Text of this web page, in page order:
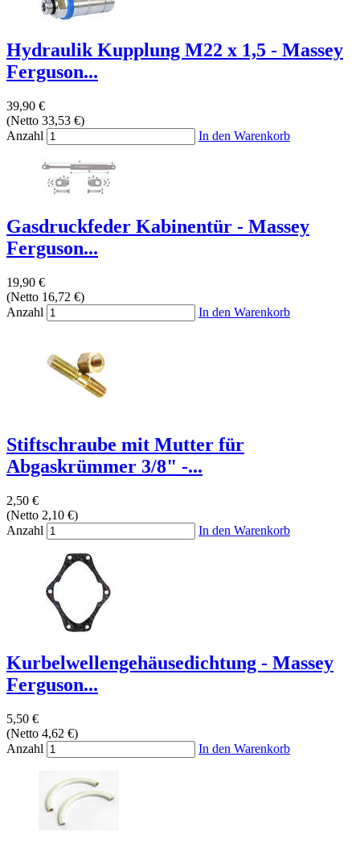
Hydraulik Kupplung M22 x 1,5 - Massey
Ferguson...
39,90 €
(Netto 33,53 €)
Anzahl
In den Warenkorb
Gasdruckfeder Kabinentür - Massey
Ferguson...
19,90 €
(Netto 16,72 €)
Anzahl
In den Warenkorb
Stiftschraube mit Mutter für
Abgaskrümmer 3/8" -...
2,50 €
(Netto 2,10 €)
Anzahl
In den Warenkorb
Kurbelwellengehäusedichtung - Massey
Ferguson...
5,50 €
(Netto 4,62 €)
Anzahl
In den Warenkorb